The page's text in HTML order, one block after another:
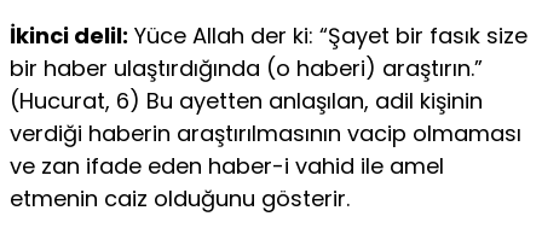
İkinci delil: Yüce Allah der ki: “Şayet bir fasık size
bir haber ulaştırdığında (o haberi) araştırın.”
(Hucurat, 6) Bu ayetten anlaşılan, adil kişinin
verdiği haberin araştırılmasının vacip olmaması
ve zan ifade eden haber-i vahid ile amel
etmenin caiz olduğunu gösterir.